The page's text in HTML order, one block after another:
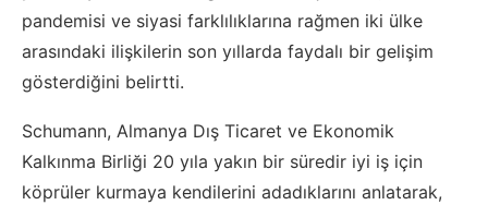
pandemisi ve siyasi farklılıklarına rağmen iki ülke
arasındaki ilişkilerin son yıllarda faydalı bir gelişim
gösterdiğini belirtti.
Schumann, Almanya Dış Ticaret ve Ekonomik
Kalkınma Birliği 20 yıla yakın bir süredir iyi iş için
köprüler kurmaya kendilerini adadıklarını anlatarak,